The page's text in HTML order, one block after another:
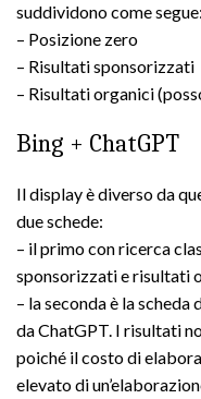
suddividono come segue:
– Posizione zero
– Risultati sponsorizzati
– Risultati organici
Bing + ChatGPT
Il display è diverso da
due schede:
– il primo con ricerca
sponsorizzati e risultati
– la seconda è la
da ChatGPT. I risultati
poiché il costo di
elevato di